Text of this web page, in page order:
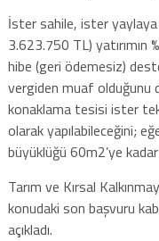
İster sahile, ister
3.623.750 TL) yatırımın
hibe (geri ödemesiz)
vergiden muaf olduğunu
konaklama tesisi ister
olarak yapılabileceğini;
büyüklüğü 60m2’ye
Tarım ve Kırsal
konudaki son başvuru
açıkladı.